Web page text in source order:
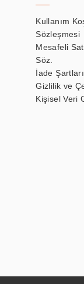
Kullanım
Sözleşmesi
Mesafeli
Söz.
İade Şartları
Gizlilik ve
Kişisel Veri